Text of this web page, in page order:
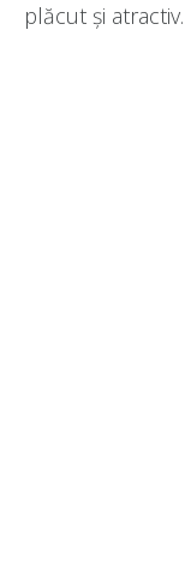
plăcut și atractiv.